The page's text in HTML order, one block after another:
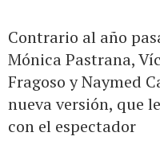
Contrario al año
Mónica Pastrana,
Fragoso y Naymed
nueva versión, que
con el espectador